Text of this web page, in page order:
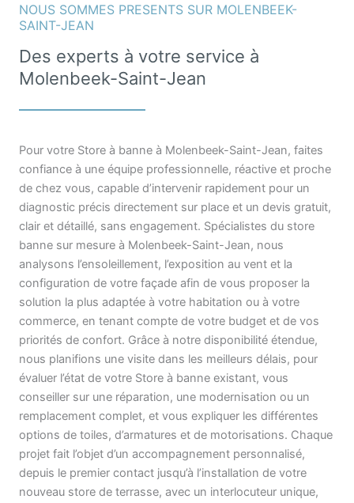
NOUS SOMMES PRESENTS SUR MOLENBEEK-
SAINT-JEAN
Des experts à votre service à
Molenbeek-Saint-Jean
Pour votre Store à banne à Molenbeek-Saint-Jean, faites
confiance à une équipe professionnelle, réactive et proche
de chez vous, capable d’intervenir rapidement pour un
diagnostic précis directement sur place et un devis gratuit,
clair et détaillé, sans engagement. Spécialistes du store
banne sur mesure à Molenbeek-Saint-Jean, nous
analysons l’ensoleillement, l’exposition au vent et la
configuration de votre façade afin de vous proposer la
solution la plus adaptée à votre habitation ou à votre
commerce, en tenant compte de votre budget et de vos
priorités de confort. Grâce à notre disponibilité étendue,
nous planifions une visite dans les meilleurs délais, pour
évaluer l’état de votre Store à banne existant, vous
conseiller sur une réparation, une modernisation ou un
remplacement complet, et vous expliquer les différentes
options de toiles, d’armatures et de motorisations. Chaque
projet fait l’objet d’un accompagnement personnalisé,
depuis le premier contact jusqu’à l’installation de votre
nouveau store de terrasse, avec un interlocuteur unique,